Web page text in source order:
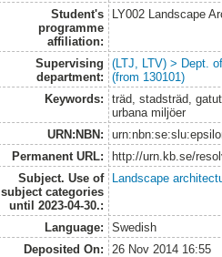
Student's
programme
affiliation:
LY002 Landscape
Supervising
department:
(LTJ, LTV) > Dept.
(from 130101)
Keywords:
träd, stadsträd,
urbana miljöer
URN:NBN:
Permanent URL:
http://urn.kb.se/
Subject. Use of
subject categories
until 2023-04-30.:
Landscape
Language:
Swedish
Deposited On:
26 Nov 2014 16:55